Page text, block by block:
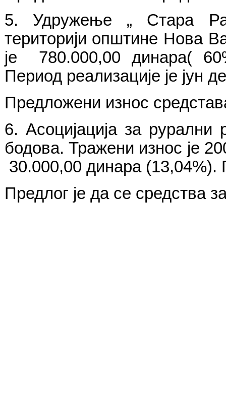
5. Удружење „ Стара
територији општине Нова
је 780.000,00 динара(
Период реализације je јун
Предложени износ
6. Асоцијација за
бодова. Тражени износ је
30.000,00 динара (13,04%).
Предлог је да се средства